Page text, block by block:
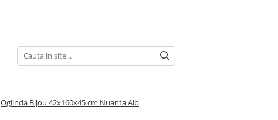
Oglinda Bijou 42x160x45 cm Nuanta Alb